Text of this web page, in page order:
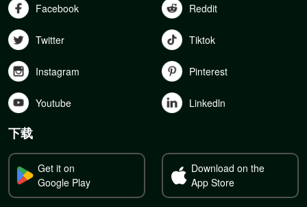
Facebook Reddit
Twitter Tiktok
Instagram Pinterest
Youtube Linkedln
下载
Get it on
Google Play
Download on the
App Store